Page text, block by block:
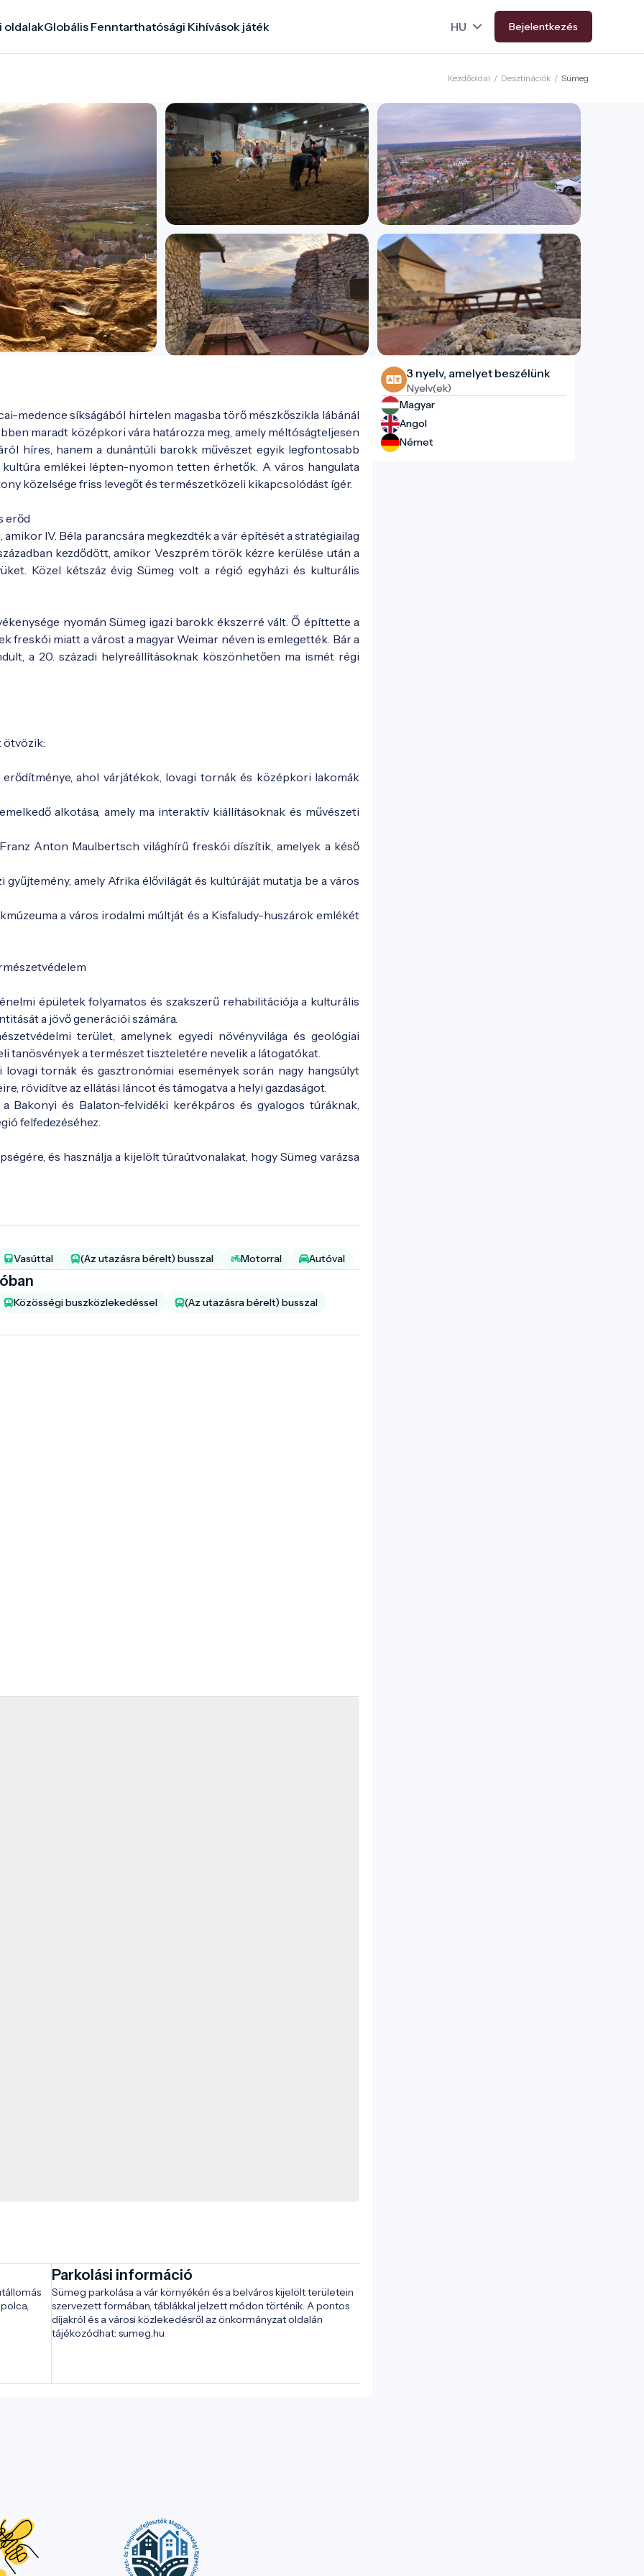
oldalakGlobális Fenntarthatósági Kihívások játék Bejelentkezés
Kezdőoldal / Desztinációk / Sümeg
medence síkságából hirtelen magasba törő mészkőszikla lábánál
maradt középkori vára határozza meg, amely méltóságteljesen
híres, hanem a dunántúli barokk művészet egyik legfontosabb
emlékei lépten-nyomon tetten érhetők. A város hangulata
közelsége friss levegőt és természetközeli kikapcsolódást ígér.
erőd
IV. Béla parancsára megkezdték a vár építését a stratégiailag
kezdődött, amikor Veszprém török kézre kerülése után a
Közel kétszáz évig Sümeg volt a régió egyházi és kulturális
nyomán Sümeg igazi barokk ékszerré vált. Ő építtette a
freskói miatt a várost a magyar Weimar néven is emlegették. Bár a
a 20. századi helyreállításoknak köszönhetően ma ismét régi
ötvözik:
ahol várjátékok, lovagi tornák és középkori lakomák
alkotása, amely ma interaktív kiállításoknak és művészeti
Anton Maulbertsch világhírű freskói díszítik, amelyek a késő
amely Afrika élővilágát és kultúráját mutatja be a város
a város irodalmi múltját és a Kisfaludy-huszárok emlékét
épületek folyamatos és szakszerű rehabilitációja a kulturális
a jövő generációi számára.
terület, amelynek egyedi növényvilága és geológiai
tanösvények a természet tiszteletére nevelik a látogatókat.
tornák és gasztronómiai események során nagy hangsúlyt
rövidítve az ellátási láncot és támogatva a helyi gazdaságot.
Bakonyi és Balaton-felvidéki kerékpáros és gyalogos túráknak,
felfedezéséhez.
és használja a kijelölt túraútvonalakat, hogy Sümeg varázsa
Vasúttal (Az utazásra bérelt) busszal Motorral Autóval
Közösségi buszközlekedéssel
(Az utazásra bérelt) busszal
Parkolási információ
Sümeg parkolása a vár környékén és a belváros kijelölt területein
szervezett formában, táblákkal jelzett módon történik. A pontos
díjakról és a városi közlekedésről az önkormányzat oldalán
tájékozódhat: sumeg.hu
3 nyelv, amelyet beszélünk
Nyelv(ek)
Magyar
Angol
Német